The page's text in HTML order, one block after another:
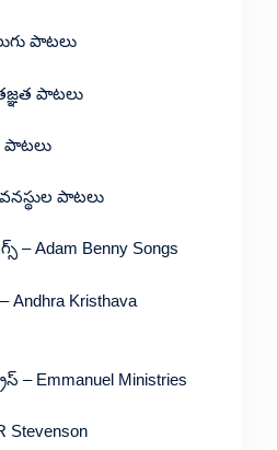
పాటలు
పాటలు
పాటలు
పాటలు
Adam Benny Songs
– Andhra Kristhava
– Emmanuel Ministries
Stevenson